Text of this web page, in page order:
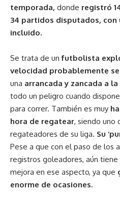
temporada, donde registró
34 partidos disputados,
incluido.
Se trata de un futbolista
velocidad probablemente
una arrancada y zancada a
todo un peligro cuando
para correr. También es muy
hora de regatear, siendo uno
regateadores de su liga. Su
Pese a que con el paso de los
registros goleadores, aún
mejora en ese aspecto, ya que
enorme de ocasiones.